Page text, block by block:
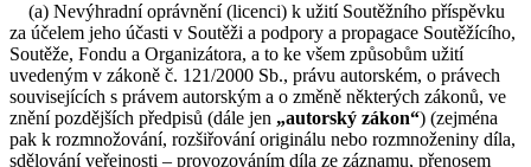
(a) Nevýhradní oprávnění (licenci) k užití Soutěžního příspěvku
za účelem jeho účasti v Soutěži a podpory a propagace Soutěžícího,
Soutěže, Fondu a Organizátora, a to ke všem způsobům užití
uvedeným v zákoně č. 121/2000 Sb., právu autorském, o právech
souvisejících s právem autorským a o změně některých zákonů, ve
znění pozdějších předpisů (dále jen „autorský zákon“) (zejména
pak k rozmnožování, rozšiřování originálu nebo rozmnoženiny díla,
sdělování veřejnosti – provozováním díla ze záznamu, přenosem